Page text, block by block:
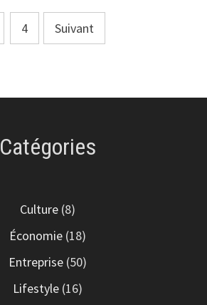
4 Suivant
Catégories
Culture (8)
Économie (18)
Entreprise (50)
Lifestyle (16)